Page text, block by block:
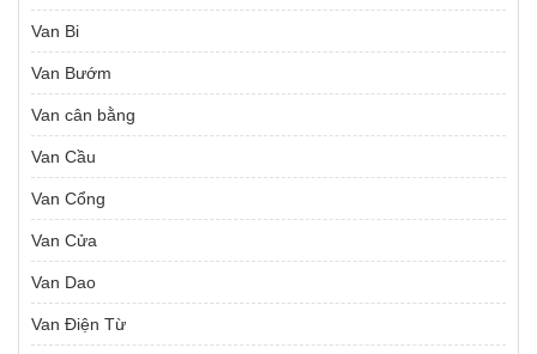
Van Bi
Van Bướm
Van cân bằng
Van Cầu
Van Cổng
Van Cửa
Van Dao
Van Điện Từ